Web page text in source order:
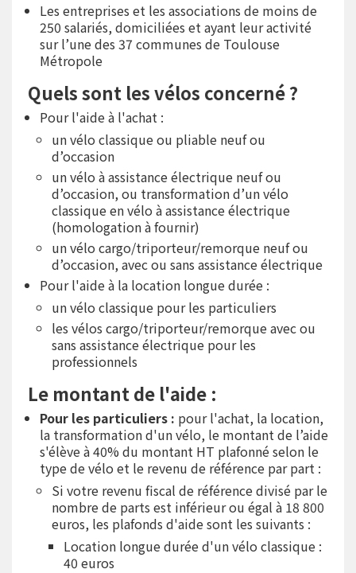
Les entreprises et les associations de moins de
250 salariés, domiciliées et ayant leur activité
sur l’une des 37 communes de Toulouse
Métropole
Quels sont les vélos concerné ?
Pour l'aide à l'achat :
un vélo classique ou pliable neuf ou
d’occasion
un vélo à assistance électrique neuf ou
d’occasion, ou transformation d’un vélo
classique en vélo à assistance électrique
(homologation à fournir)
un vélo cargo/triporteur/remorque neuf ou
d’occasion, avec ou sans assistance électrique
Pour l'aide à la location longue durée :
un vélo classique pour les particuliers
les vélos cargo/triporteur/remorque avec ou
sans assistance électrique pour les
professionnels
Le montant de l'aide :
Pour les particuliers : pour l'achat, la location,
la transformation d'un vélo, le montant de l’aide
s'élève à 40% du montant HT plafonné selon le
type de vélo et le revenu de référence par part :
Si votre revenu fiscal de référence divisé par le
nombre de parts est inférieur ou égal à 18 800
euros, les plafonds d'aide sont les suivants :
Location longue durée d'un vélo classique :
40 euros